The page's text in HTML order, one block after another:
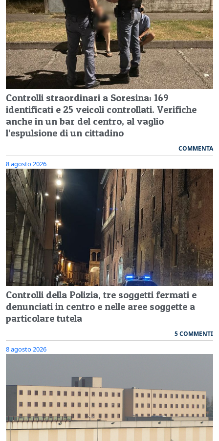
Controlli straordinari a Soresina: 169
identificati e 25 veicoli controllati. Verifiche
anche in un bar del centro, al vaglio
l’espulsione di un cittadino
COMMENTA
8 agosto 2026
Controlli della Polizia, tre soggetti fermati e
denunciati in centro e nelle aree soggette a
particolare tutela
5 COMMENTI
8 agosto 2026